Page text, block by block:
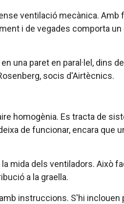
ventilació mecànica. Amb
i de vegades comporta
una paret en paral·lel, dins
socis d'Airtècnics.
homogènia. Es tracta de
de funcionar, encara que
mida dels ventiladors. Això
a la graella.
instruccions. S'hi